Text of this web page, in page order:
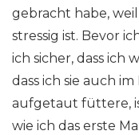
gebracht habe,
stressig ist. Bevor
ich sicher, dass ich
dass ich sie auch
aufgetaut füttere,
wie ich das erste